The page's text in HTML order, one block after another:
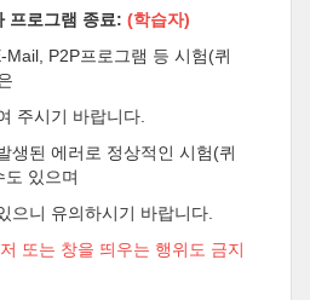
프로그램 종료: (학습자)
P2P프로그램 등 시험(퀴
주시기 바랍니다.
생된 에러로 정상적인 시험(퀴
도 있으며
으니 유의하시기 바랍니다.
또는 창을 띄우는 행위도 금지